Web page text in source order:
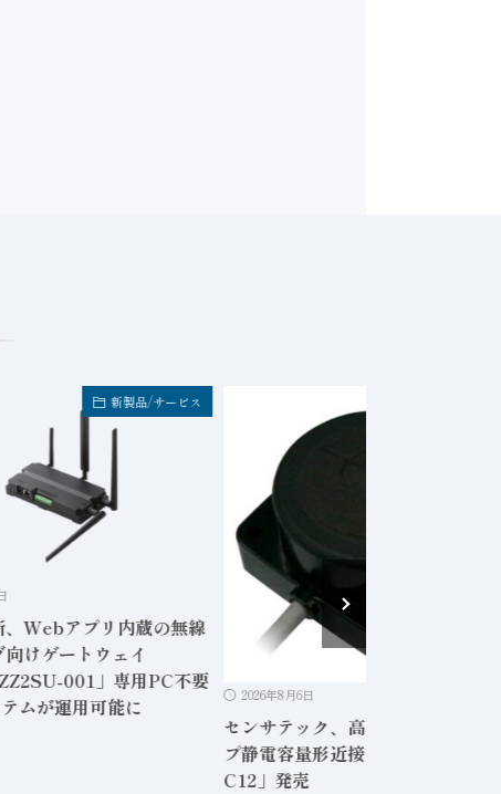
新製品/サービス
2026年8月6日
IDEC、「安全に動かす」セーフ
コントローラ「FS3A形」発売 機
の状態監視で安全性と生産性を両